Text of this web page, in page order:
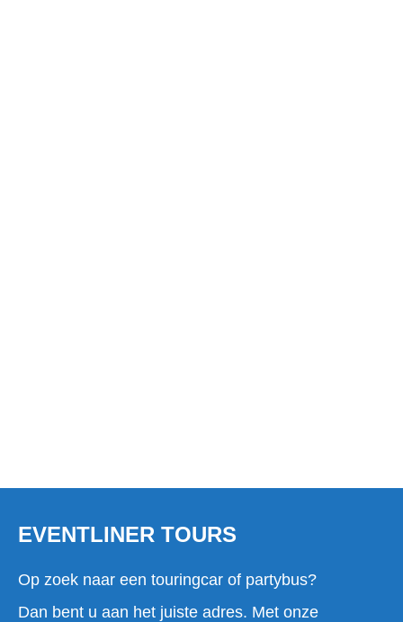
EVENTLINER TOURS
Op zoek naar een touringcar of partybus?
Dan bent u aan het juiste adres. Met onze